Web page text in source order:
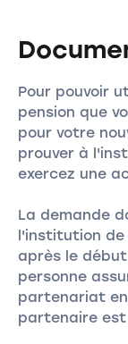
Pour pouvoir
pension que
pour votre
prouver à
exercez une
La demande
l'institution de
après le
personne
partenariat
partenaire est